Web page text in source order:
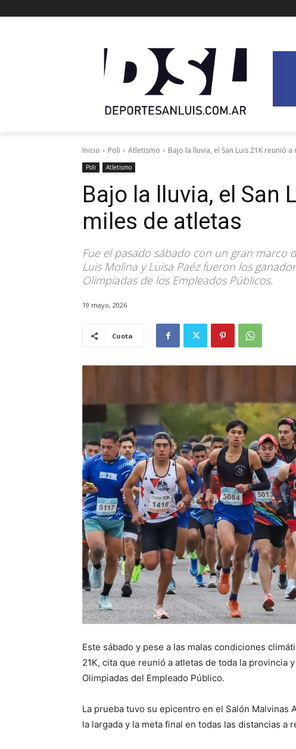
Inicio Poli Atletismo Bajo la lluvia, el San Luis 21K reunió
Poli Atletismo
Bajo la lluvia, el San
miles de atletas
Fue el pasado sábado con un gran marco
Luis Molina y Luisa Paéz fueron los
Olimpiadas de los Empleados Públicos.
19 mayo, 2026
Cuota
Este sábado y pese a las malas condiciones
21K, cita que reunió a atletas de toda la provincia
Olimpiadas del Empleado Público.
La prueba tuvo su epicentro en el Salón
la largada y la meta final en todas las distancias a